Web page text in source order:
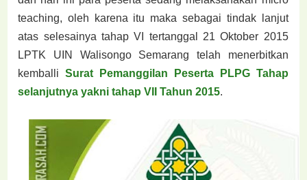
teaching, oleh karena itu maka sebagai tindak lanjut
atas selesainya tahap VI tertanggal 21 Oktober 2015
LPTK UIN Walisongo Semarang telah menerbitkan
kemballiSurat Pemanggilan Peserta PLPG Tahap
selanjutnya yakni tahap VII Tahun 2015.